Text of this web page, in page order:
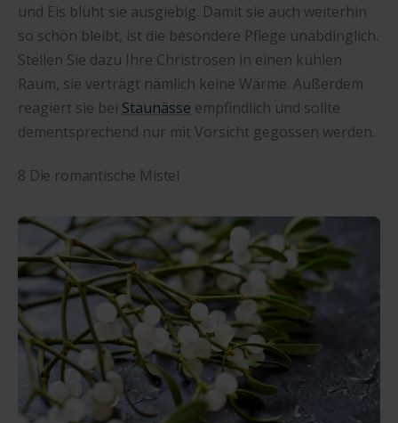
und Eis blüht sie ausgiebig. Damit sie auch weiterhin
so schön bleibt, ist die besondere Pflege unabdinglich.
Stellen Sie dazu Ihre Christrosen in einen kühlen
Raum, sie verträgt nämlich keine Wärme. Außerdem
reagiert sie bei Staunässe empfindlich und sollte
dementsprechend nur mit Vorsicht gegossen werden.
8 Die romantische Mistel